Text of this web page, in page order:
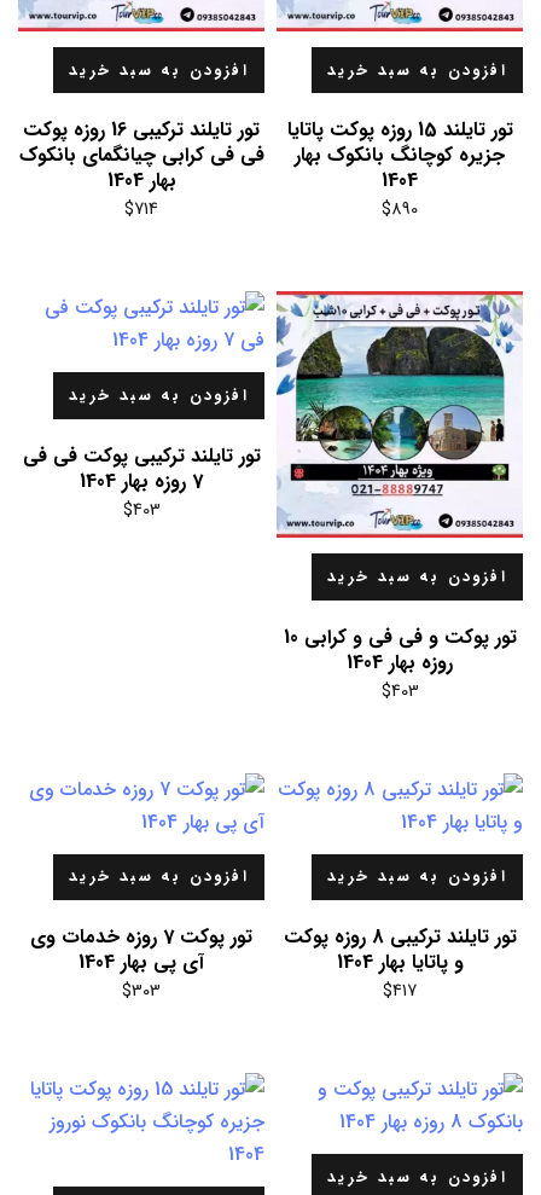
افزودن به سبد خرید
تور تایلند 15 روزه پوکت پاتایا
جزیره کوچانگ بانکوک بهار
1404
$890
افزودن به سبد خرید
تور تایلند ترکیبی 16 روزه پوکت
فی فی کرابی چیانگمای بانکوک
بهار 1404
$714
افزودن به سبد خرید
تور پوکت و فی فی و کرابی 10
روزه بهار 1404
$403
افزودن به سبد خرید
تور تایلند ترکیبی پوکت فی فی
7 روزه بهار 1404
$403
افزودن به سبد خرید
تور تایلند ترکیبی 8 روزه پوکت
و پاتایا بهار 1404
$417
افزودن به سبد خرید
تور پوکت 7 روزه خدمات وی
آی پی بهار 1404
$303
افزودن به سبد خرید